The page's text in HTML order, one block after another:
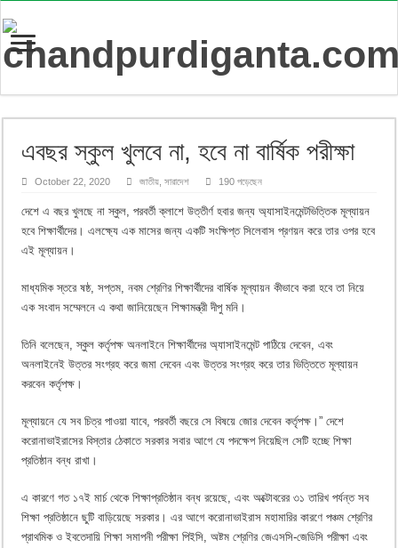
এবছর স্কুল খুলবে না, হবে না বার্ষিক পরীক্ষা
October 22, 2020 জাতীয় ,সারাদেশ 190 পড়েছেন
দেশে এ বছর খুলছে না স্কুল, পরবর্তী ক্লাশে উত্তীর্ণ হবার জন্য অ্যাসাইনমেন্টভিত্তিক মূল্যায়ন
হবে শিক্ষার্থীদের। এলক্ষ্যে এক মাসের জন্য একটি সংক্ষিপ্ত সিলেবাস প্রণয়ন করে তার ওপর হবে
এই মূল্যায়ন।
মাধ্যমিক স্তরে ষষ্ঠ, সপ্তম, নবম শ্রেণির শিক্ষার্থীদের বার্ষিক মূল্যায়ন কীভাবে করা হবে তা নিয়ে
এক সংবাদ সম্মেলনে এ কথা জানিয়েছেন শিক্ষামন্ত্রী দীপু মনি।
তিনি বলেছেন, স্কুল কর্তৃপক্ষ অনলাইনে শিক্ষার্থীদের অ্যাসাইনমেন্ট পাঠিয়ে দেবেন, এবং
অনলাইনেই উত্তর সংগ্রহ করে জমা দেবেন এবং উত্তর সংগ্রহ করে তার ভিত্তিতে মূল্যায়ন
করবেন কর্তৃপক্ষ।
মূল্যায়নে যে সব চিত্র পাওয়া যাবে, পরবর্তী বছরে সে বিষয়ে জোর দেবেন কর্তৃপক্ষ।” দেশে
করোনাভাইরাসের বিস্তার ঠেকাতে সরকার সবার আগে যে পদক্ষেপ নিয়েছিল সেটি হচ্ছে শিক্ষা
প্রতিষ্ঠান বন্ধ রাখা।
এ কারণে গত ১৭ই মার্চ থেকে শিক্ষাপ্রতিষ্ঠান বন্ধ রয়েছে, এবং অক্টোবরের ৩১ তারিখ পর্যন্ত সব
শিক্ষা প্রতিষ্ঠানে ছুটি বাড়িয়েছে সরকার। এর আগে করোনাভাইরাস মহামারির কারণে পঞ্চম শ্রেণির
প্রাথমিক ও ইবতেদায়ি শিক্ষা সমাপনী পরীক্ষা পিইসি, অষ্টম শ্রেণির জেএসসি-জেডিসি পরীক্ষা এবং